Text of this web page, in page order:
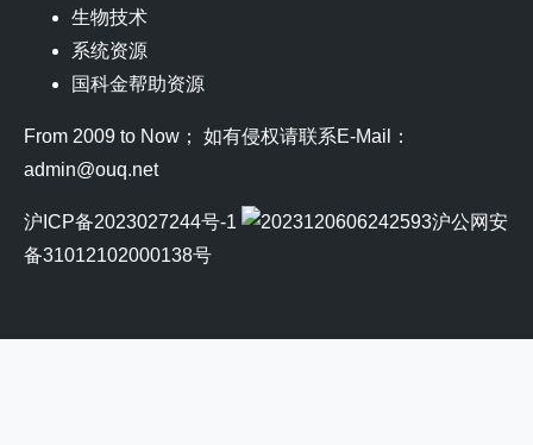
生物技术
系统资源
国科金帮助资源
From 2009 to Now； 如有侵权请联系E-Mail：
admin@ouq.net
沪ICP备2023027244号-1
沪公网安
备31012102000138号